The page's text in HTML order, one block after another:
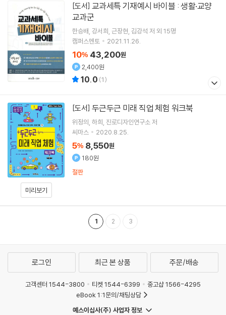
[도서]
교과군
한승배 강서희 근장현 김강석 저 외 15명
캠퍼스멘토
2021.11.26.
10% 43,200원
2,400원
10.0 (1)
미리보기
[도서] 두근두근 미래 직업 체험 워크북
위정의 하희 진로디자인연구소 저
씨마스
2020.8.25.
5% 8,550원
180원
절판
1 2 3
로그인 최근 본 상품 주문/배송
고객센터 1544-3800 티켓 1544-6399
중고샵 1566-4295
eBook 1:1문의/채팅상담
예스이십사(주) 사업자 정보